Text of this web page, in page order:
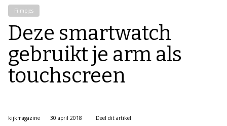
Filmpjes
Deze smartwatch
gebruikt je arm als
touchscreen
kijkmagazine
30 april 2018
Deel dit artikel: